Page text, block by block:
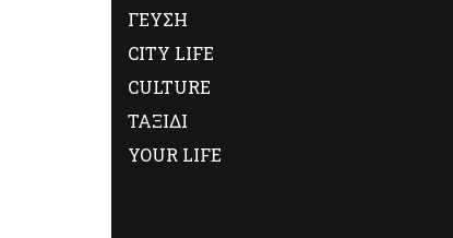
ΓΕΥΣΗ
CITY LIFE
CULTURE
ΤΑΞΙΔΙ
YOUR LIFE